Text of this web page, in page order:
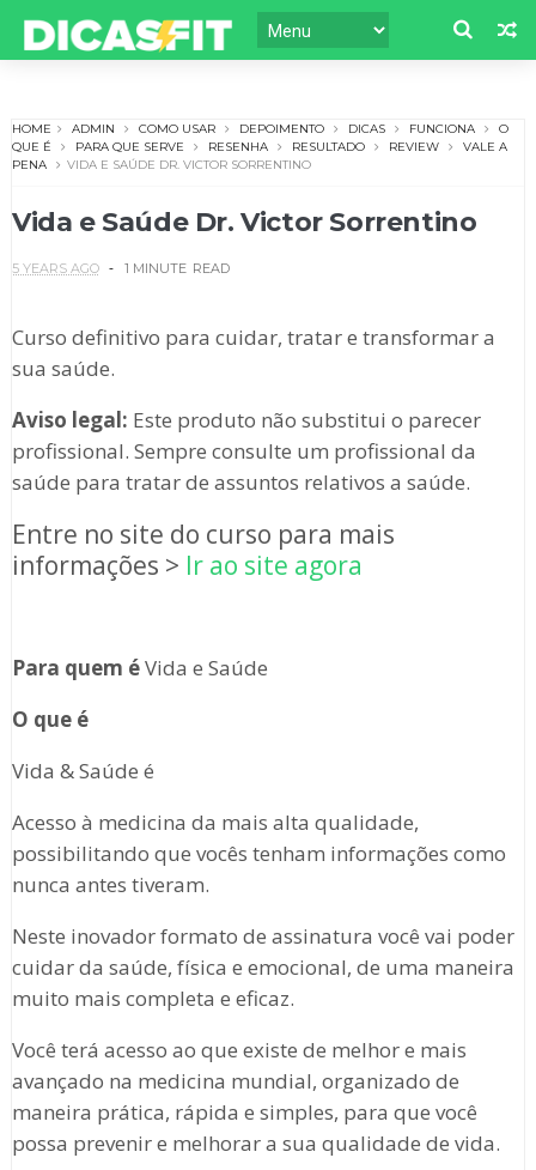
HOME ADMIN COMO USAR DEPOIMENTO DICAS FUNCIONA
O
QUE É
PARA QUE SERVE RESENHA RESULTADO REVIEW
VALE A
PENA
VIDA E SAÚDE DR. VICTOR SORRENTINO
Vida e Saúde Dr. Victor Sorrentino
5 YEARS AGO 1 MINUTE READ
Curso definitivo para cuidar, tratar e transformar a
sua saúde.
Aviso legal: Este produto não substitui o parecer
profissional. Sempre consulte um profissional da
saúde para tratar de assuntos relativos a saúde.
Entre no site do curso para mais
informações > Ir ao site agora
Para quem éVida e Saúde
O que é
Vida & Saúde é
Acesso à medicina da mais alta qualidade,
possibilitando que vocês tenham informações como
nunca antes tiveram.
Neste inovador formato de assinatura você vai poder
cuidar da saúde, física e emocional, de uma maneira
muito mais completa e eficaz.
Você terá acesso ao que existe de melhor e mais
avançado na medicina mundial, organizado de
maneira prática, rápida e simples, para que você
possa prevenir e melhorar a sua qualidade de vida.